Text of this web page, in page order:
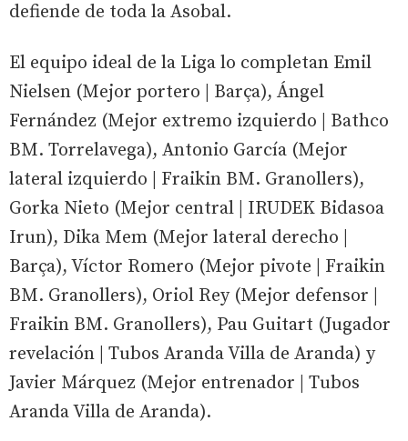
defiende de toda la Asobal.
El equipo ideal de la Liga lo completan Emil
Nielsen (Mejor portero | Barça), Ángel
Fernández (Mejor extremo izquierdo | Bathco
BM. Torrelavega), Antonio García (Mejor
lateral izquierdo | Fraikin BM. Granollers),
Gorka Nieto (Mejor central | IRUDEK Bidasoa
Irun), Dika Mem (Mejor lateral derecho |
Barça), Víctor Romero (Mejor pivote | Fraikin
BM. Granollers), Oriol Rey (Mejor defensor |
Fraikin BM. Granollers), Pau Guitart (Jugador
revelación | Tubos Aranda Villa de Aranda) y
Javier Márquez (Mejor entrenador | Tubos
Aranda Villa de Aranda).